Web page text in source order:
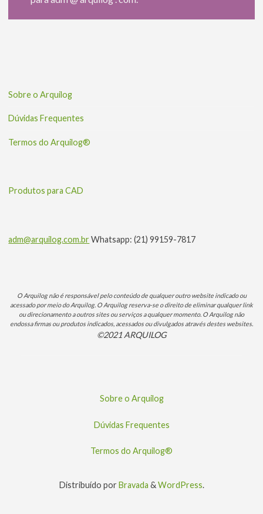
Sobre o Arquilog
Dúvidas Frequentes
Termos do Arquilog®
Produtos para CAD
adm@arquilog.com.brWhatsapp: (21) 99159-7817
O Arquilog não é responsável pelo conteúdo de qualquer outro website indicado ou
acessado por meio do Arquilog. O Arquilog reserva-se o direito de eliminar qualquer link
ou direcionamento a outros sites ou serviços a qualquer momento. O Arquilog não
endossa firmas ou produtos indicados, acessados ou divulgados através destes websites.
©2021 ARQUILOG
Sobre o Arquilog
Dúvidas Frequentes
Termos do Arquilog®
Distribuído por Bravada &WordPress.